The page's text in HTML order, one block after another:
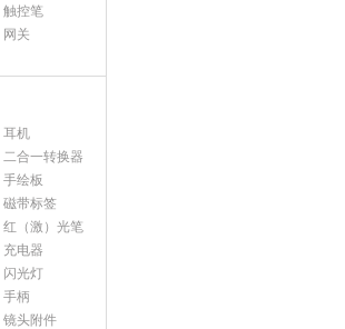
触控笔
网关
耳机
二合一转换器
手绘板
磁带标签
红（激）光笔
充电器
闪光灯
手柄
镜头附件